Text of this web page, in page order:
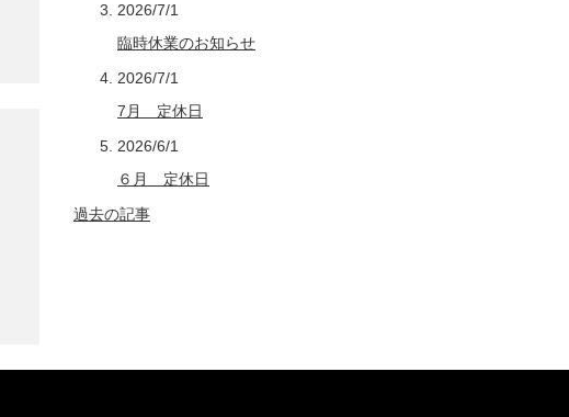
2026/7/1
臨時休業のお知らせ
2026/7/1
7月 定休日
2026/6/1
６月 定休日
過去の記事